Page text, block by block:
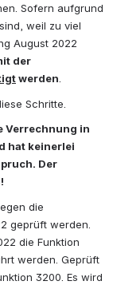
Sofern aufgrund
weil zu viel
August 2022
der
werden
Schritte.
Verrechnung in
hat keinerlei
Der
die
geprüft werden.
die Funktion
werden. Geprüft
3200. Es wird